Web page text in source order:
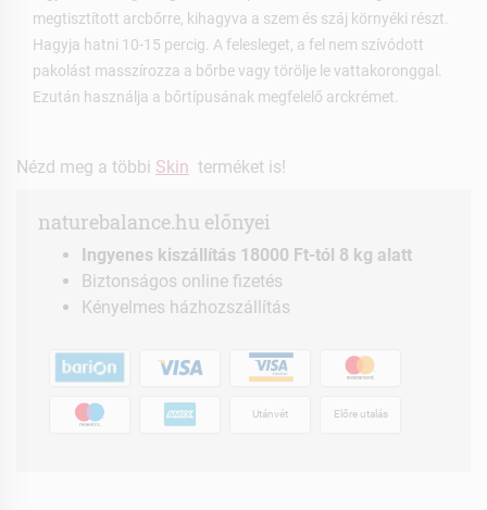
megtisztított arcbőrre, kihagyva a szem és száj környéki részt.
Hagyja hatni 10-15 percig. A felesleget, a fel nem szívódott
pakolást masszírozza a bőrbe vagy törölje le vattakoronggal.
Ezután használja a bőrtípusának megfelelő arckrémet.
Nézd meg a többi Skin terméket is!
naturebalance.hu előnyei
Ingyenes kiszállítás 18000 Ft-tól 8 kg alatt
Biztonságos online fizetés
Kényelmes házhozszállítás
Utánvét Előre utalás